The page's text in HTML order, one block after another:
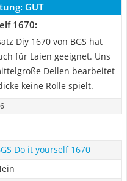
GUT
1670:
Diy 1670 von BGS hat
für Laien geeignet. Uns
Dellen bearbeitet
keine Rolle spielt.
Do it yourself 1670